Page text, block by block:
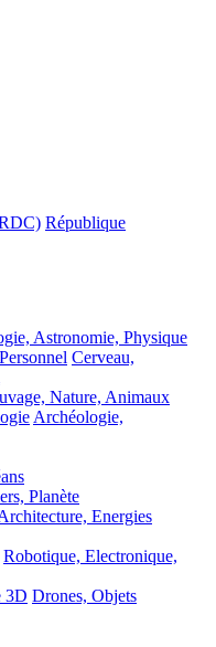
République
Astronomie, Physique
Cerveau,
Nature, Animaux
Archéologie,
Planète
Energies
Robotique, Electronique,
3D Drones, Objets